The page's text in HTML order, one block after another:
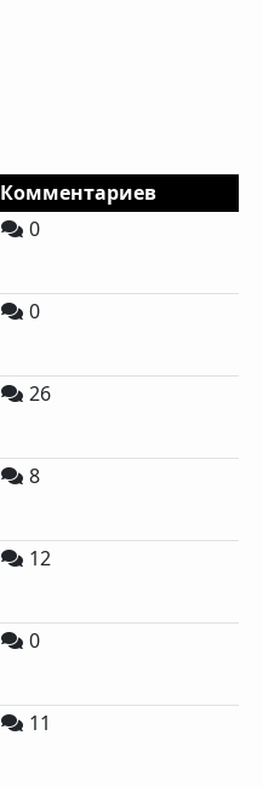
Комментариев
0
0
26
8
12
0
11